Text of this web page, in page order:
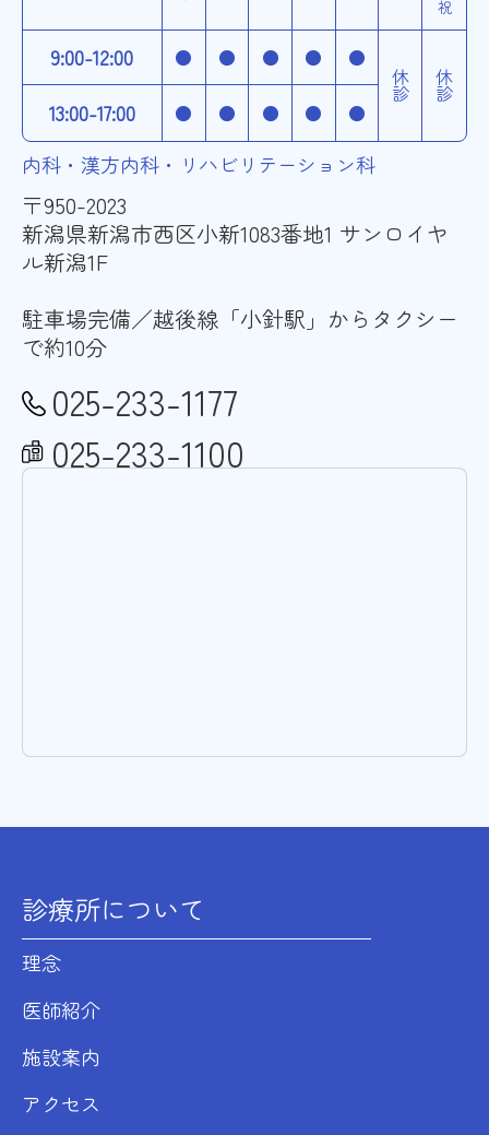
9:00-12:00 ● ● ● ● ●
13:00-17:00 ● ● ● ● ●
休診 休診
内科・漢方内科・リハビリテーション科
〒950-2023
新潟県新潟市西区小新1083番地1 サンロイヤ
ル新潟1F
駐車場完備／越後線「小針駅」からタクシー
で約10分
025-233-1177
025-233-1100
診療所について
理念
医師紹介
施設案内
アクセス